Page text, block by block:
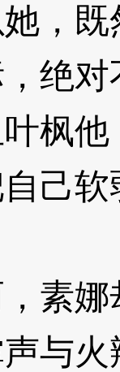
既
绝
他
己
娜
与